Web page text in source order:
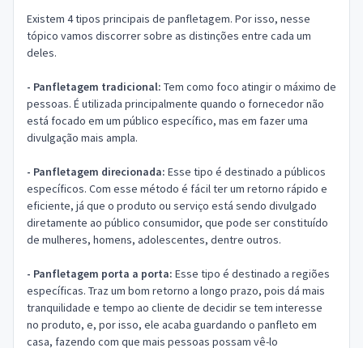
Existem 4 tipos principais de panfletagem. Por isso, nesse
tópico vamos discorrer sobre as distinções entre cada um
deles.
- Panfletagem tradicional: Tem como foco atingir o máximo de
pessoas. É utilizada principalmente quando o fornecedor não
está focado em um público específico, mas em fazer uma
divulgação mais ampla.
- Panfletagem direcionada: Esse tipo é destinado a públicos
específicos. Com esse método é fácil ter um retorno rápido e
eficiente, já que o produto ou serviço está sendo divulgado
diretamente ao público consumidor, que pode ser constituído
de mulheres, homens, adolescentes, dentre outros.
- Panfletagem porta a porta: Esse tipo é destinado a regiões
específicas. Traz um bom retorno a longo prazo, pois dá mais
tranquilidade e tempo ao cliente de decidir se tem interesse
no produto, e, por isso, ele acaba guardando o panfleto em
casa, fazendo com que mais pessoas possam vê-lo